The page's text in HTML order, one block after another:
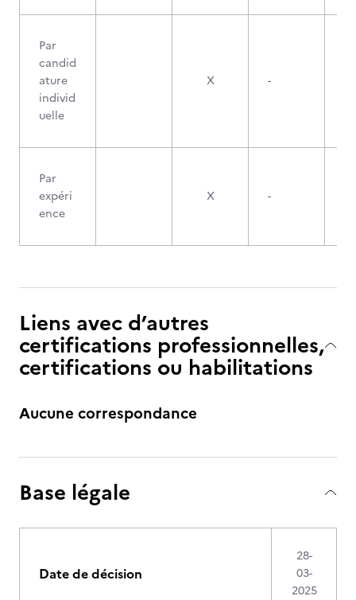
Par
candid
ature
individ
uelle
X -
Par
expéri
ence
X -
Liens avec d’autres
certifications professionnelles,
certifications ou habilitations
Aucune correspondance
Base légale
Date de décision
28-
03-
2025